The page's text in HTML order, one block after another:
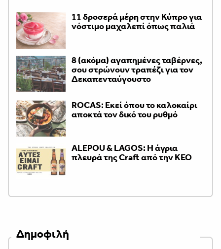
11 δροσερά μέρη στην Κύπρο για
νόστιμο μαχαλεπί όπως παλιά
8 (ακόμα) αγαπημένες ταβέρνες,
σου στρώνουν τραπέζι για τον
Δεκαπενταύγουστο
ROCAS: Εκεί όπου το καλοκαίρι
αποκτά τον δικό του ρυθμό
ALEPOU & LAGOS: Η άγρια
πλευρά της Craft από την ΚΕΟ
Δημοφιλή